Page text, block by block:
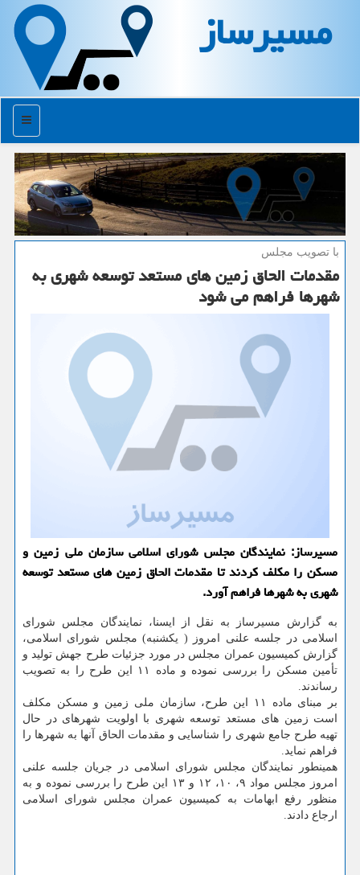
مسیرساز
منو
با تصویب مجلس
مقدمات الحاق زمین های مستعد توسعه شهری به
شهرها فراهم می شود
مسیرساز: نمایندگان مجلس شورای اسلامی سازمان ملی زمین و
مسکن را مکلف کردند تا مقدمات الحاق زمین های مستعد توسعه
شهری به شهرها فراهم آورد.
به گزارش مسیرساز به نقل از ایسنا، نمایندگان مجلس شورای
اسلامی در جلسه علنی امروز ( یکشنبه) مجلس شورای اسلامی،
گزارش کمیسیون عمران مجلس در مورد جزئیات طرح جهش تولید و
تأمین مسکن را بررسی نموده و ماده ۱۱ این طرح را به تصویب
رساندند.
بر مبنای ماده ۱۱ این طرح، سازمان ملی زمین و مسکن مکلف
است زمین های مستعد توسعه شهری با اولویت شهرهای در حال
تهیه طرح جامع شهری را شناسایی و مقدمات الحاق آنها به شهرها را
فراهم نماید.
همینطور نمایندگان مجلس شورای اسلامی در جریان جلسه علنی
امروز مجلس مواد ۹، ۱۰، ۱۲ و ۱۳ این طرح را بررسی نموده و به
منظور رفع ابهامات به کمیسیون عمران مجلس شورای اسلامی
ارجاع دادند.